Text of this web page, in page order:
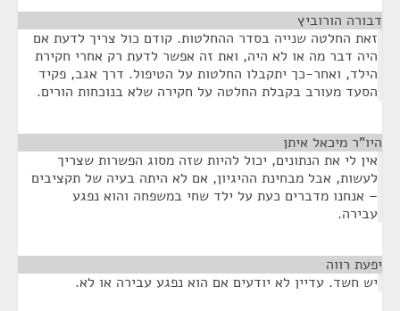
דבורה הורוביץ
זאת החלטה שנייה בסדר ההחלטות. קודם כול צריך לדעת אם
היה דבר מה או לא היה, ואת זה אפשר לדעת רק אחרי חקירת
הילד, ואחר-כך יתקבלו החלטות על הטיפול. דרך אגב, פקיד
הסעד מעורב בקבלת החלטה על חקירה שלא בנוכחות הורים.
היו"ר מיכאל איתן
אין לי את הנתונים, יכול להיות שזה מסוג הפשרות שצריך
לעשות, אבל מבחינת ההיגיון, אם לא היתה בעיה של תקציבים
– אנחנו מדברים כעת על ילד שחי במשפחה והוא נפגע
עבירה.
יפעת רווה
יש חשד. עדיין לא יודעים אם הוא נפגע עבירה או לא.